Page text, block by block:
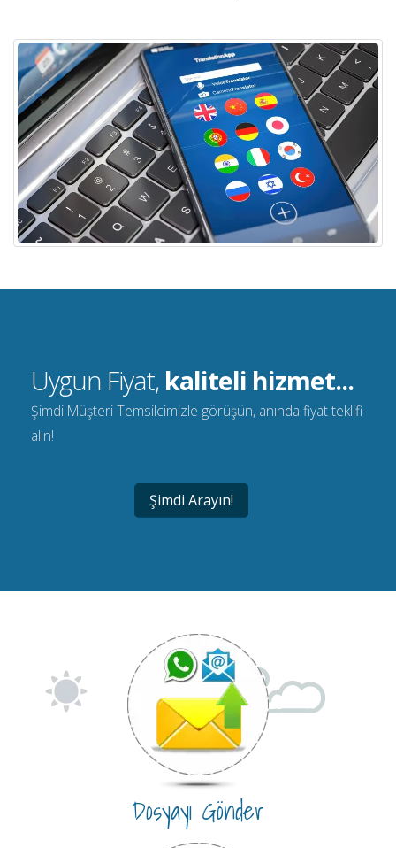
Uygun Fiyat, kaliteli hizmet...
Şimdi Müşteri Temsilcimizle görüşün, anında fiyat teklifi
alın!
Şimdi Arayın!
Dosyayı Gönder